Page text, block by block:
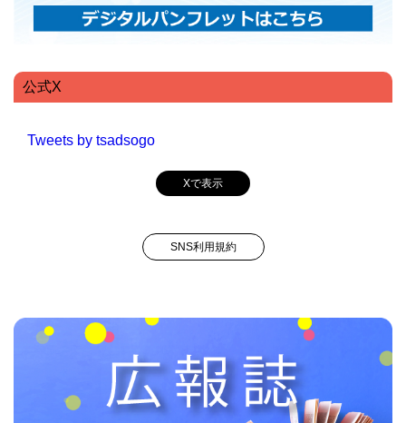
公式X
Tweets by tsadsogo
Xで表示
SNS利用規約